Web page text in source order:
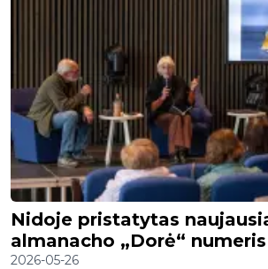
Nidoje pristatytas
almanacho „Dorė“ numeris
2026-05-26